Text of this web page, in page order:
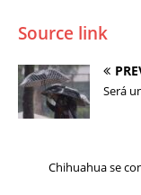
Source link
Será
Chihuahua se